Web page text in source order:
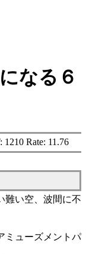
なる６
Rate: 11.76
難い空、波間に不
ミューズメントパ